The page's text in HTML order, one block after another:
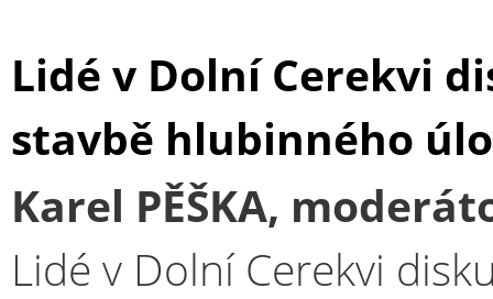
Lidé v Dolní Cerekvi
stavbě hlubinného
Karel PĚŠKA,
Lidé v Dolní Cerekvi